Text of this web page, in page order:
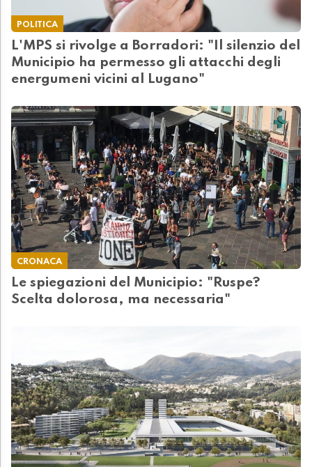
POLITICA
L'MPS si rivolge a Borradori: "Il silenzio del
Municipio ha permesso gli attacchi degli
energumeni vicini al Lugano"
CRONACA
Le spiegazioni del Municipio: "Ruspe?
Scelta dolorosa, ma necessaria"